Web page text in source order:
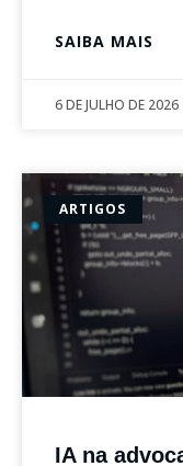
SAIBA MAIS
6 DE JULHO DE 2026
ARTIGOS
IA na